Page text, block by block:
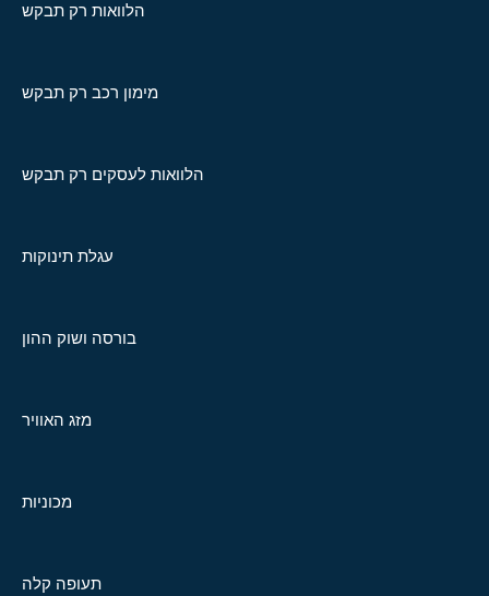
הלוואות רק תבקש
מימון רכב רק תבקש
הלוואות לעסקים רק תבקש
עגלת תינוקות
בורסה ושוק ההון
מזג האוויר
מכוניות
תעופה קלה